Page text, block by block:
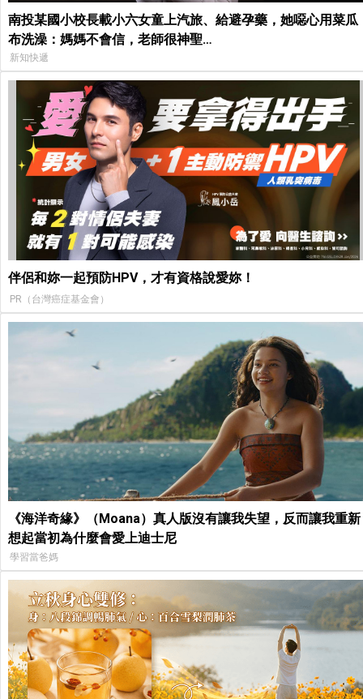
南投某國小校長載小六女童上汽旅、給避孕藥，她噁心用菜瓜
布洗澡：媽媽不會信，老師很神聖…
新知快遞
伴侶和妳一起預防HPV，才有資格說愛妳！
PR（台灣癌症基金會）
《海洋奇緣》（Moana）真人版沒有讓我失望，反而讓我重新
想起當初為什麼會愛上迪士尼
學習當爸媽